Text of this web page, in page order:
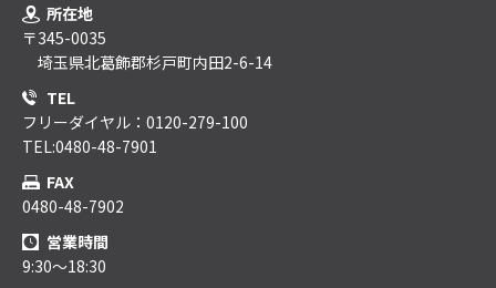
所在地
〒345-0035
埼玉県北葛飾郡杉戸町内田2-6-14
TEL
フリーダイヤル：0120-279-100
TEL:0480-48-7901
FAX
0480-48-7902
営業時間
9:30～18:30